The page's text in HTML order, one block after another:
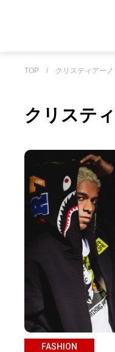
TOP / クリスティアー
クリステ
FASHION